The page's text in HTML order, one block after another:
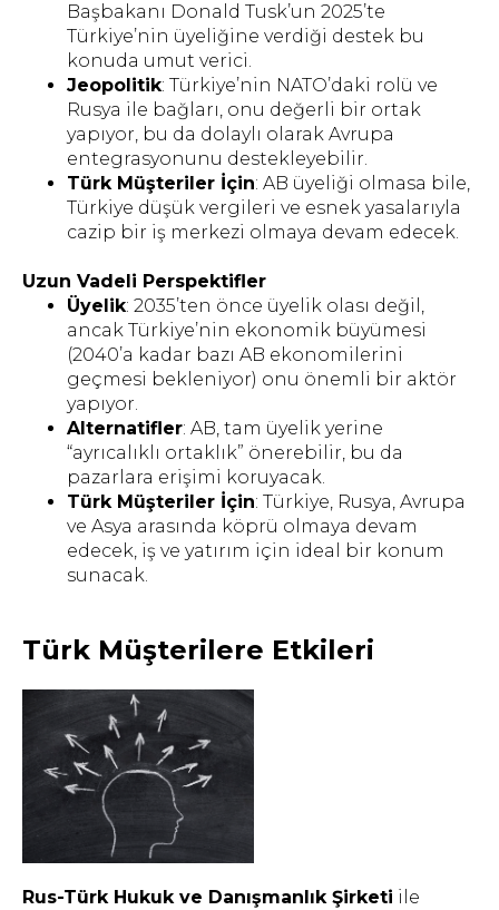
Başbakanı Donald Tusk’un 2025’te
Türkiye’nin üyeliğine verdiği destek bu
konuda umut verici.
Jeopolitik: Türkiye’nin NATO’daki rolü ve
Rusya ile bağları, onu değerli bir ortak
yapıyor, bu da dolaylı olarak Avrupa
entegrasyonunu destekleyebilir.
Türk Müşteriler İçin: AB üyeliği olmasa bile,
Türkiye düşük vergileri ve esnek yasalarıyla
cazip bir iş merkezi olmaya devam edecek.
Uzun Vadeli Perspektifler
Üyelik: 2035’ten önce üyelik olası değil,
ancak Türkiye’nin ekonomik büyümesi
(2040’a kadar bazı AB ekonomilerini
geçmesi bekleniyor) onu önemli bir aktör
yapıyor.
Alternatifler: AB, tam üyelik yerine
“ayrıcalıklı ortaklık” önerebilir, bu da
pazarlara erişimi koruyacak.
Türk Müşteriler İçin: Türkiye, Rusya, Avrupa
ve Asya arasında köprü olmaya devam
edecek, iş ve yatırım için ideal bir konum
sunacak.
Türk Müşterilere Etkileri
Rus-Türk Hukuk ve Danışmanlık Şirketi ile